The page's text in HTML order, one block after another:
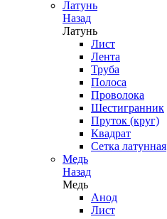
Латунь
Назад
Латунь
Лист
Лента
Труба
Полоса
Проволока
Шестигранник
Пруток (круг)
Квадрат
Сетка латунная
Медь
Назад
Медь
Анод
Лист